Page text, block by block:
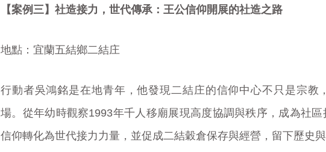
【案例三】社造接力，世代傳承：王公信仰開展的社造之路
地點：宜蘭五結鄉二結庄
行動者吳鴻銘是在地青年，他發現二結庄的信仰中心不只是宗教
場。從年幼時觀察1993年千人移廟展現高度協調與秩序，成為社
信仰轉化為世代接力力量，並促成二結穀倉保存與經營，留下歷史與